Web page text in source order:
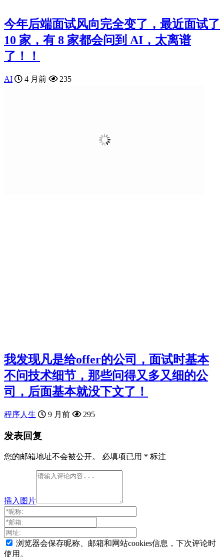
今年后端面试风向完全变了，最近面试了
10 家，有 8 家都会问到 AI，太离谱
了！！
AI 4 月前 235
我发现凡是给offer的公司，面试时基本
不问技术细节，那些问得又多又细的公
司，后面基本就没下文了！
程序人生 9 月前 295
发表回复
您的邮箱地址不会被公开。 必填项已用 * 标注
插入图片
浏览器会保存昵称、邮箱和网站cookies信息，下次评论时
使用。